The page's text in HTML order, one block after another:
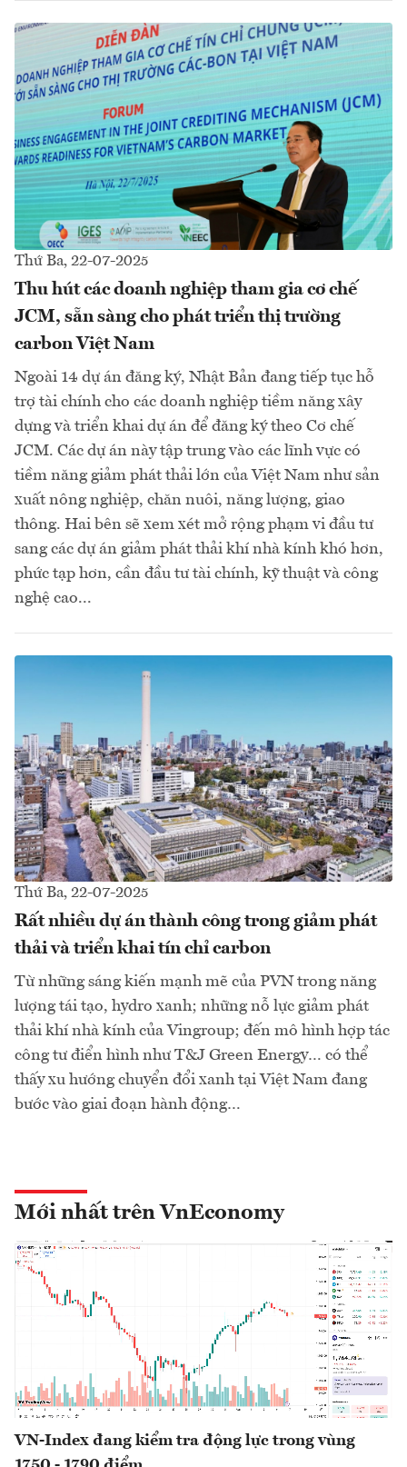
Thứ Ba, 22-07-2025
Thu hút các doanh nghiệp tham gia cơ chế
JCM, sẵn sàng cho phát triển thị trường
carbon Việt Nam
Ngoài 14 dự án đăng ký, Nhật Bản đang tiếp tục hỗ
trợ tài chính cho các doanh nghiệp tiềm năng xây
dựng và triển khai dự án để đăng ký theo Cơ chế
JCM. Các dự án này tập trung vào các lĩnh vực có
tiềm năng giảm phát thải lớn của Việt Nam như sản
xuất nông nghiệp, chăn nuôi, năng lượng, giao
thông. Hai bên sẽ xem xét mở rộng phạm vi đầu tư
sang các dự án giảm phát thải khí nhà kính khó hơn,
phức tạp hơn, cần đầu tư tài chính, kỹ thuật và công
nghệ cao...
Thứ Ba, 22-07-2025
Rất nhiều dự án thành công trong giảm phát
thải và triển khai tín chỉ carbon
Từ những sáng kiến mạnh mẽ của PVN trong năng
lượng tái tạo, hydro xanh; những nỗ lực giảm phát
thải khí nhà kính của Vingroup; đến mô hình hợp tác
công tư điển hình như T&J Green Energy… có thể
thấy xu hướng chuyển đổi xanh tại Việt Nam đang
bước vào giai đoạn hành động…
Mới nhất trên VnEconomy
VN-Index đang kiểm tra động lực trong vùng